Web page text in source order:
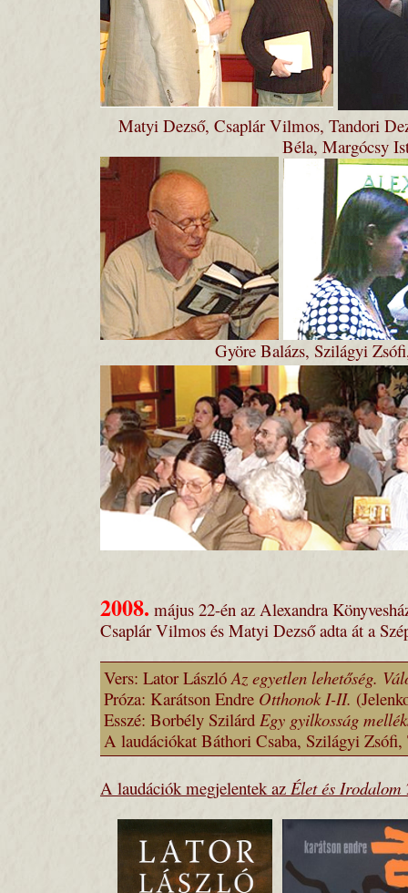
Matyi Dezső, Csaplár Vilmos, Tandori
Béla, Margócsy
Györe Balázs, Szilágyi
2008. május 22-én az Alexandra
Csaplár Vilmos és Matyi Dezső adta át a
Vers: Lator LászlóAz egyetlen lehetőség.
Próza: Karátson Endre Otthonok I-II.
Esszé: Borbély Szilárd Egy gyilkosság
A laudációkat Báthori Csaba, Szilágyi Zsófi,
A laudációk megjelentek az Élet és Irodalom